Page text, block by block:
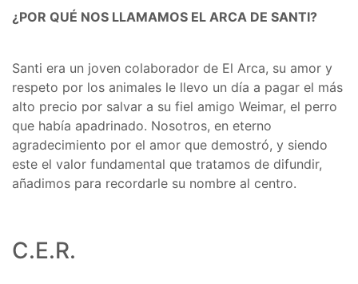
¿POR QUÉ NOS LLAMAMOS EL ARCA DE SANTI?
Santi era un joven colaborador de El Arca, su amor y
respeto por los animales le llevo un día a pagar el más
alto precio por salvar a su fiel amigo Weimar, el perro
que había apadrinado. Nosotros, en eterno
agradecimiento por el amor que demostró, y siendo
este el valor fundamental que tratamos de difundir,
añadimos para recordarle su nombre al centro.
C.E.R.